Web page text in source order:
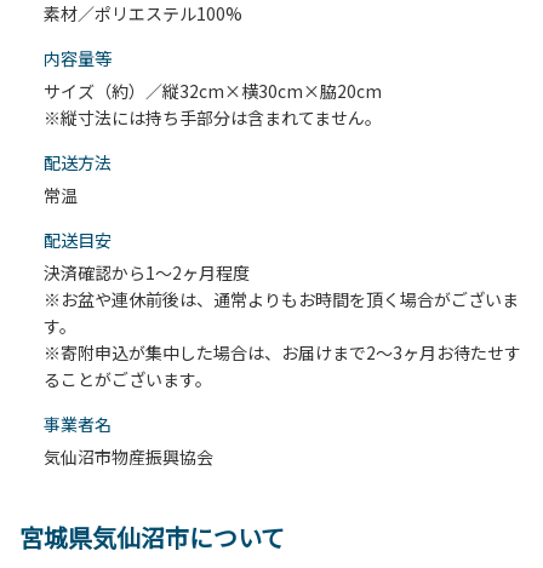
素材／ポリエステル100%
内容量等
サイズ（約）／縦32cm×横30cm×脇20cm
※縦寸法には持ち手部分は含まれてません。
配送⽅法
常温
配送目安
決済確認から1～2ヶ月程度
※お盆や連休前後は、通常よりもお時間を頂く場合がございま
す。
※寄附申込が集中した場合は、お届けまで2～3ヶ月お待たせす
ることがございます。
事業者名
気仙沼市物産振興協会
宮城県気仙沼市について